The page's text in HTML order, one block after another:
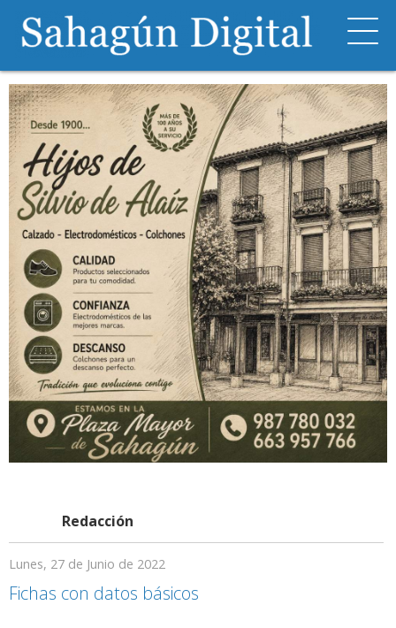
Redacción
Lunes, 27 de Junio de 2022
Fichas con datos básicos